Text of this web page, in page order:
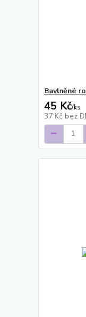
Bavlněné
45 Kč/ks
37 Kč bez